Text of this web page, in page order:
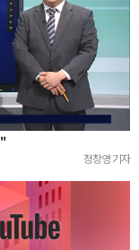
정창영 기자